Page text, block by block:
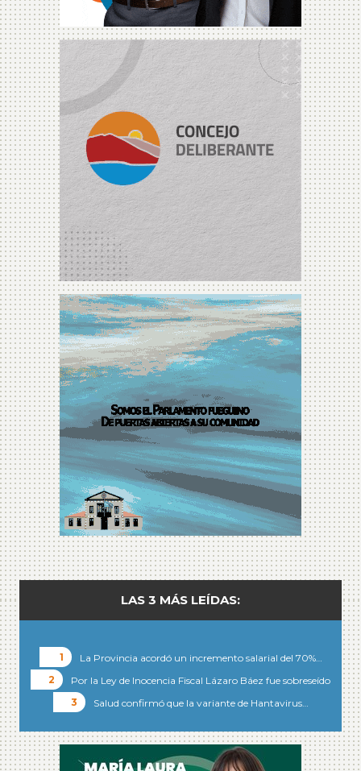
LAS 3 MÁS LEÍDAS:
La Provincia acordó un incremento salarial del 70%…
Por la Ley de Inocencia Fiscal Lázaro Báez fue sobreseído
Salud confirmó que la variante de Hantavirus…